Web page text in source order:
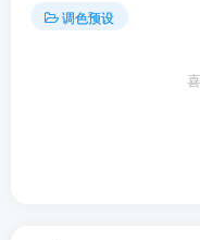
调色预设